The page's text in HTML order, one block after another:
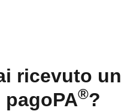
ricevuto un
®?